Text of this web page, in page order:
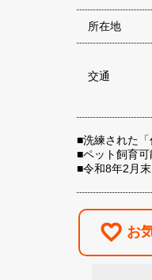
所在地
交通
■洗練された「
■ペット飼育
■令和8年2月
お